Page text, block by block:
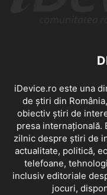
iDevice.ro este una
de știri din
obiectiv știri de
presa internațională.
zilnic despre știri de
actualitate, politică,
telefoane,
inclusiv editoriale
jocuri,